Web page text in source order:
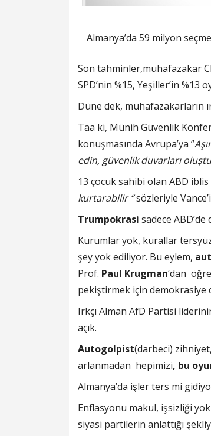
Almanya’da 59 milyon
Son tahminler,muhafazakar
SPD’nin %15, Yeşiller’in %13
Düne dek, muhafazakarların
Taa ki, Münih Güvenlik
konuşmasında Avrupa’ya ‘’
edin, güvenlik duvarları
13 çocuk sahibi olan ABD
kurtarabilir ‘’sözleriyle
Trumpokrasi sadece
Kurumlar yok, kurallar
şey yok ediliyor. Bu eylem,
Prof. Paul Krugman‘dan
pekiştirmek için demokrasiye
Irkçı Alman AfD Partisi liderinin
açık.
Autogolpist(darbeci)
arlanmadan hepimizi, bu
Almanya’da işler ters mi
Enflasyonu makul, işsizliği yok
siyasi partilerin anlattığı